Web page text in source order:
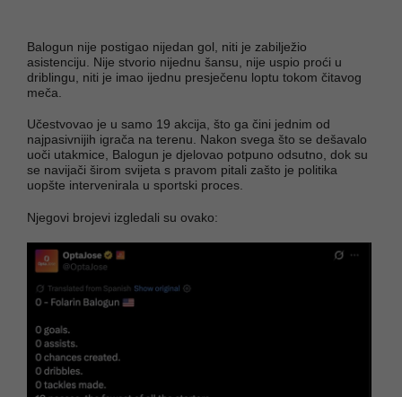
Balogun nije postigao nijedan gol, niti je zabilježio
asistenciju. Nije stvorio nijednu šansu, nije uspio proći u
driblingu, niti je imao ijednu presječenu loptu tokom čitavog
meča.
Učestvovao je u samo 19 akcija, što ga čini jednim od
najpasivnijih igrača na terenu. Nakon svega što se dešavalo
uoči utakmice, Balogun je djelovao potpuno odsutno, dok su
se navijači širom svijeta s pravom pitali zašto je politika
uopšte intervenirala u sportski proces.
Njegovi brojevi izgledali su ovako: